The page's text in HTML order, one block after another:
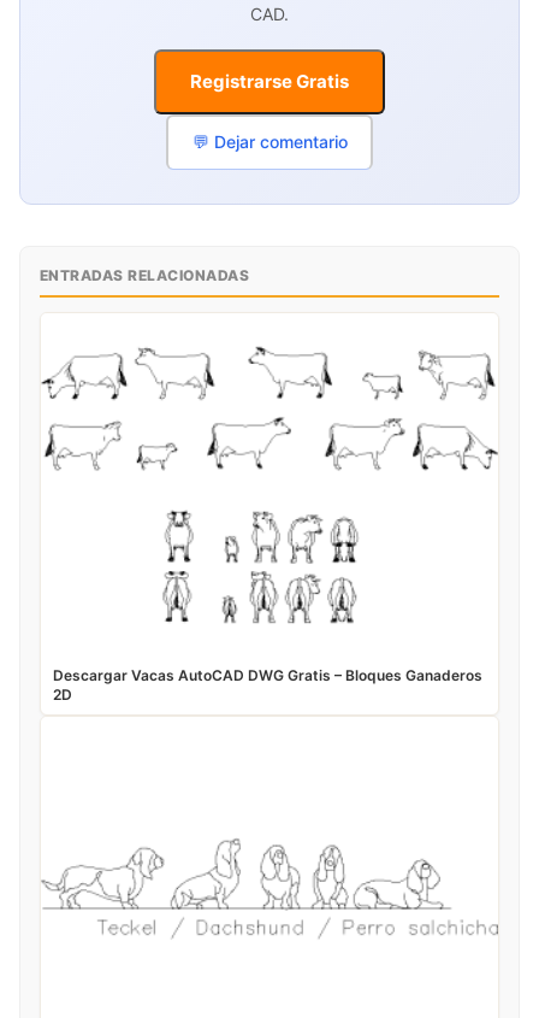
CAD.
Registrarse Gratis
💬 Dejar comentario
ENTRADAS RELACIONADAS
Descargar Vacas AutoCAD DWG Gratis – Bloques Ganaderos
2D